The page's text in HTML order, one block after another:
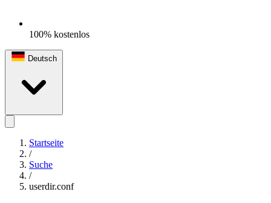
100% kostenlos
Deutsch
Startseite
/
Suche
/
userdir.conf